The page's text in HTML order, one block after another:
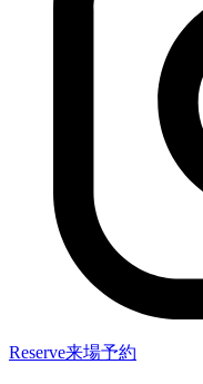
Reserve来場予約